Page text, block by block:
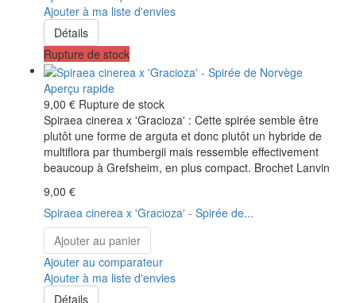
Ajouter à ma liste d'envies
Détails
Rupture de stock
Aperçu rapide
9,00 € Rupture de stock
Spiraea cinerea x 'Gracioza' : Cette spirée semble être
plutôt une forme de arguta et donc plutôt un hybride de
multiflora par thumbergii mais ressemble effectivement
beaucoup à Grefsheim, en plus compact. Brochet Lanvin
9,00 €
Spiraea cinerea x 'Gracioza' - Spirée de...
Ajouter au panier
Ajouter au comparateur
Ajouter à ma liste d'envies
Détails